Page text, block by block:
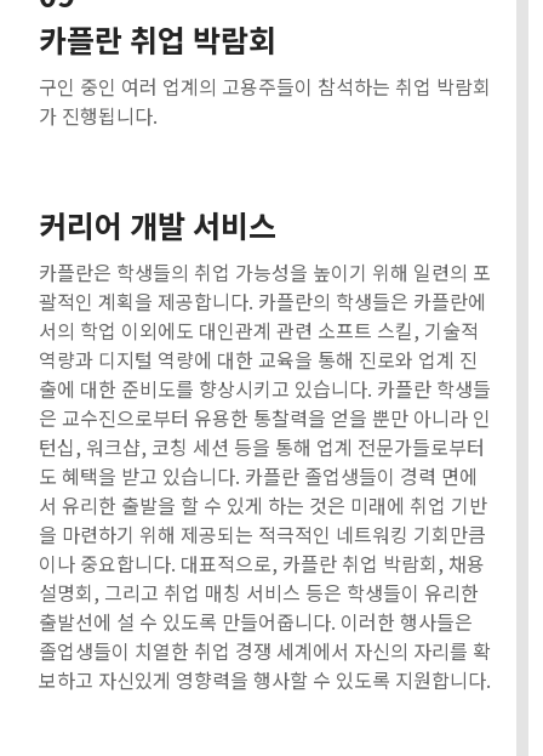
카플란 취업 박람회
구인 중인 여러 업계의 고용주들이 참석하는 취업 박람회
가 진행됩니다.
커리어 개발 서비스
카플란은 학생들의 취업 가능성을 높이기 위해 일련의 포
괄적인 계획을 제공합니다. 카플란의 학생들은 카플란에
서의 학업 이외에도 대인관계 관련 소프트 스킬, 기술적
역량과 디지털 역량에 대한 교육을 통해 진로와 업계 진
출에 대한 준비도를 향상시키고 있습니다. 카플란 학생들
은 교수진으로부터 유용한 통찰력을 얻을 뿐만 아니라 인
턴십, 워크샵, 코칭 세션 등을 통해 업계 전문가들로부터
도 혜택을 받고 있습니다. 카플란 졸업생들이 경력 면에
서 유리한 출발을 할 수 있게 하는 것은 미래에 취업 기반
을 마련하기 위해 제공되는 적극적인 네트워킹 기회만큼
이나 중요합니다. 대표적으로, 카플란 취업 박람회, 채용
설명회, 그리고 취업 매칭 서비스 등은 학생들이 유리한
출발선에 설 수 있도록 만들어줍니다. 이러한 행사들은
졸업생들이 치열한 취업 경쟁 세계에서 자신의 자리를 확
보하고 자신있게 영향력을 행사할 수 있도록 지원합니다.